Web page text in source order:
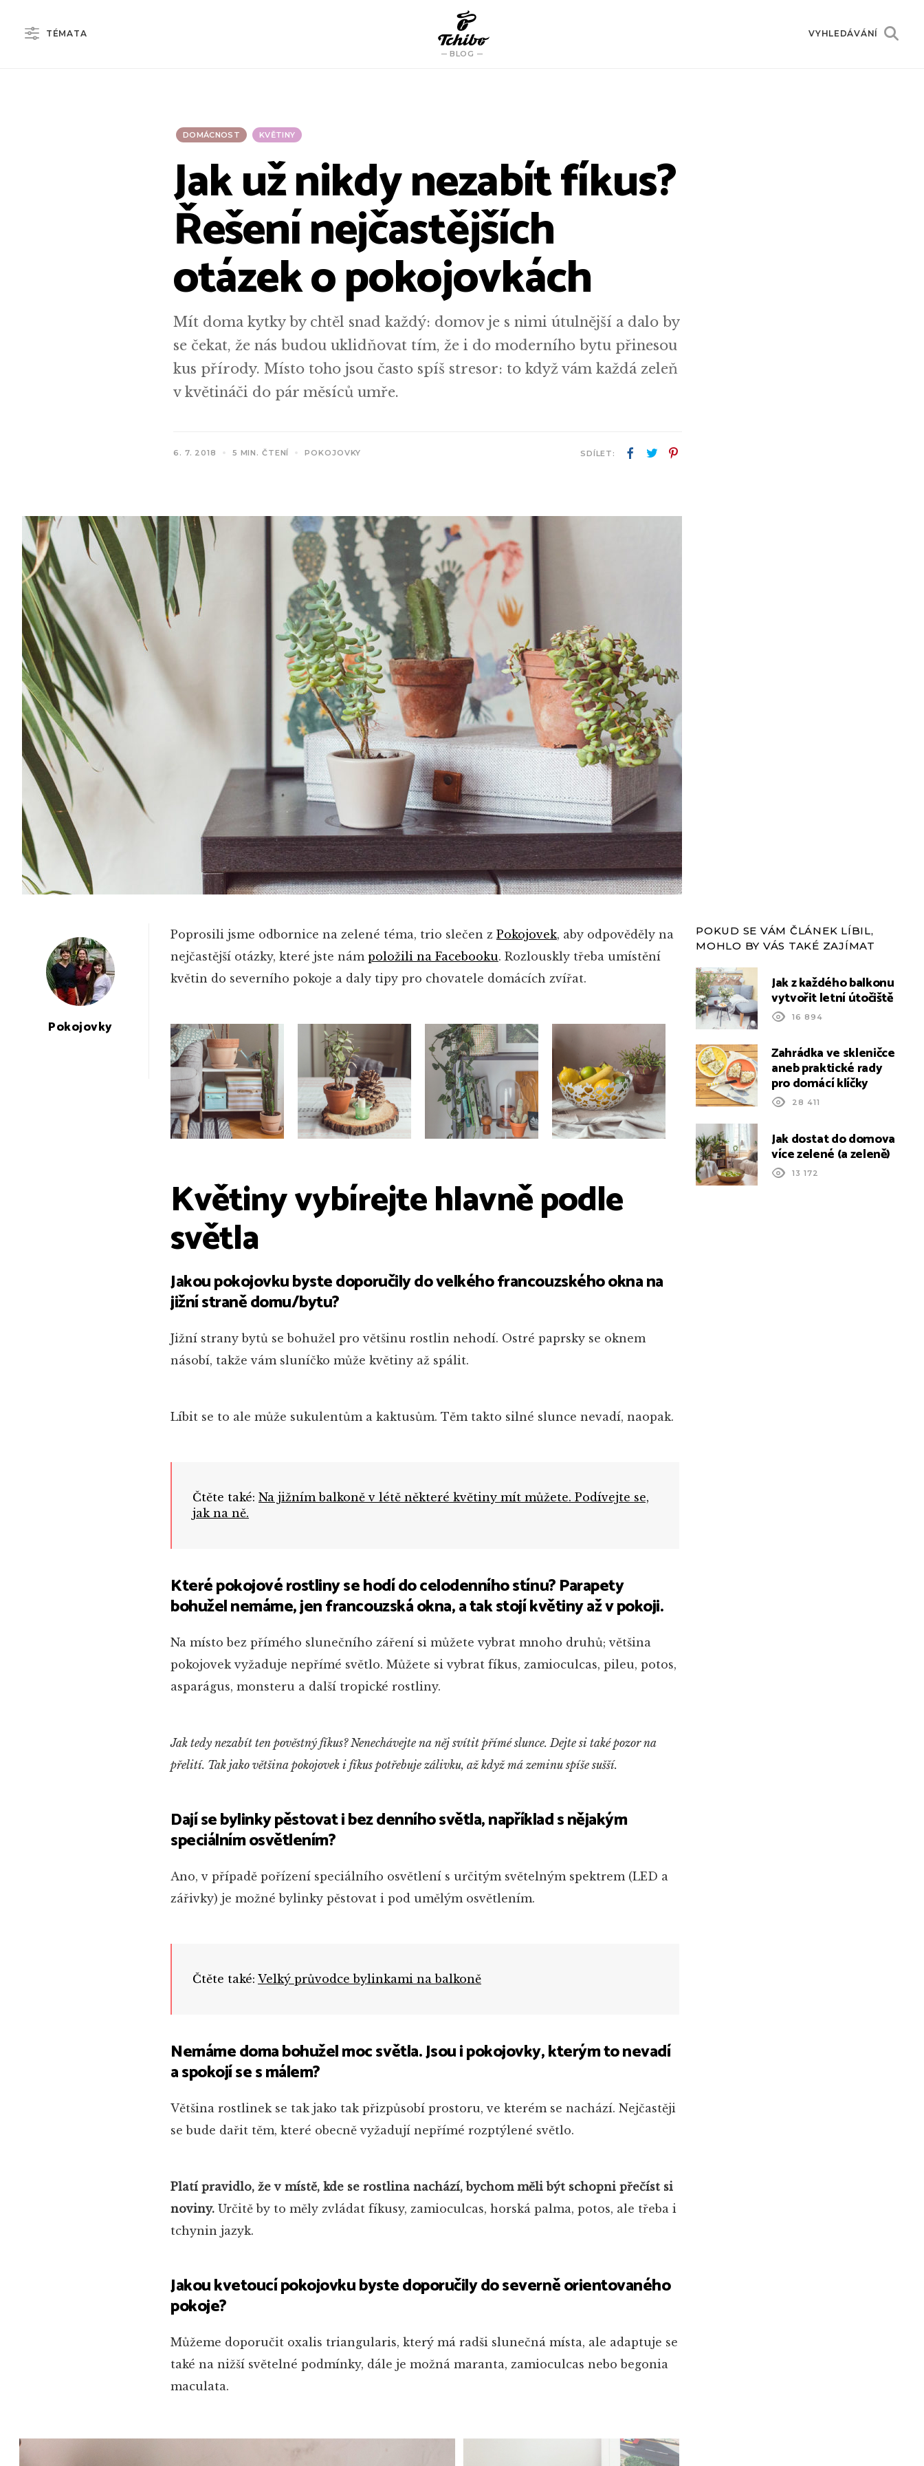
TÉMATA
BLOG
VYHLEDÁVÁNÍ
DOMÁCNOST KVĚTINY
Jak už nikdy nezabít fíkus?
Řešení nejčastějších
otázek o pokojovkách
Mít doma kytky by chtěl snad každý: domov je s nimi útulnější a dalo by
se čekat, že nás budou uklidňovat tím, že i do moderního bytu přinesou
kus přírody. Místo toho jsou často spíš stresor: to když vám každá zeleň
v květináči do pár měsíců umře.
6. 7. 2018 5 MIN. ČTENÍ POKOJOVKY SDÍLET:
Pokojovky
Poprosili jsme odbornice na zelené téma, trio slečen z Pokojovek, aby odpověděly na
nejčastější otázky, které jste nám položili na Facebooku. Rozlouskly třeba umístění
květin do severního pokoje a daly tipy pro chovatele domácích zvířat.
Květiny vybírejte hlavně podle
světla
Jakou pokojovku byste doporučily do velkého francouzského okna na
jižní straně domu/bytu?
Jižní strany bytů se bohužel pro většinu rostlin nehodí. Ostré paprsky se oknem
násobí, takže vám sluníčko může květiny až spálit.
Líbit se to ale může sukulentům a kaktusům. Těm takto silné slunce nevadí, naopak.
Čtěte také: Na jižním balkoně v létě některé květiny mít můžete. Podívejte se,
jak na ně.
Které pokojové rostliny se hodí do celodenního stínu? Parapety
bohužel nemáme, jen francouzská okna, a tak stojí květiny až v pokoji.
Na místo bez přímého slunečního záření si můžete vybrat mnoho druhů; většina
pokojovek vyžaduje nepřímé světlo. Můžete si vybrat fíkus, zamioculcas, pileu, potos,
asparágus, monsteru a další tropické rostliny.
Jak tedy nezabít ten pověstný fíkus? Nenechávejte na něj svítit přímé slunce. Dejte si také pozor na
přelití. Tak jako většina pokojovek i fíkus potřebuje zálivku, až když má zeminu spíše sušší.
Dají se bylinky pěstovat i bez denního světla, například s nějakým
speciálním osvětlením?
Ano, v případě pořízení speciálního osvětlení s určitým světelným spektrem (LED a
zářivky) je možné bylinky pěstovat i pod umělým osvětlením.
Čtěte také: Velký průvodce bylinkami na balkoně
Nemáme doma bohužel moc světla. Jsou i pokojovky, kterým to nevadí
a spokojí se s málem?
Většina rostlinek se tak jako tak přizpůsobí prostoru, ve kterém se nachází. Nejčastěji
se bude dařit těm, které obecně vyžadují nepřímé rozptýlené světlo.
Platí pravidlo, že v místě, kde se rostlina nachází, bychom měli být schopni přečíst si
noviny. Určitě by to měly zvládat fíkusy, zamioculcas, horská palma, potos, ale třeba i
tchynin jazyk.
Jakou kvetoucí pokojovku byste doporučily do severně orientovaného
pokoje?
Můžeme doporučit oxalis triangularis, který má radši slunečná místa, ale adaptuje se
také na nižší světelné podmínky, dále je možná maranta, zamioculcas nebo begonia
maculata.
POKUD SE VÁM ČLÁNEK LÍBIL,
MOHLO BY VÁS TAKÉ ZAJÍMAT
Jak z každého balkonu
vytvořit letní útočiště
16 894
Zahrádka ve skleničce
aneb praktické rady
pro domácí klíčky
28 411
Jak dostat do domova
více zelené (a zeleně)
13 172